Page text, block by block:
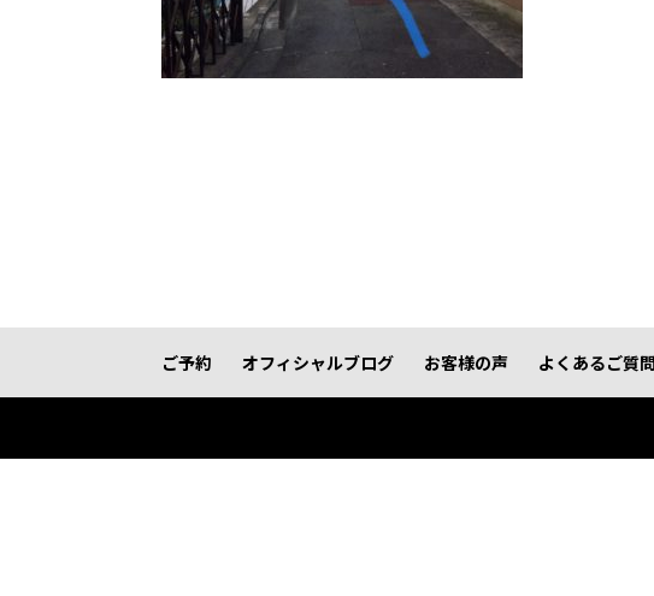
ご予約 オフィシャルブログ お客様の声 よくあるご質問